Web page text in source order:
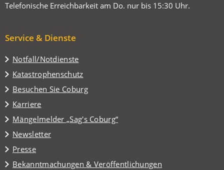
Telefonische Erreichbarkeit am Do. nur bis 15:30 Uhr.
Service & Dienste
Notfall/Notdienste
Katastrophenschutz
Besuchen Sie Coburg
(Öffnet
in
einem
neuen
Tab)
Karriere
Mängelmelder „Sag's Coburg“
(Öffnet
in
einem
neuen
Tab)
Newsletter
Presse
Bekanntmachungen & Veröffentlichungen